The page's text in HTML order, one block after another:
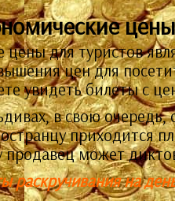
цены для туристов
цен для
увидеть билеты с
в свою очередь,
приходится
продавец может
раскручивания на